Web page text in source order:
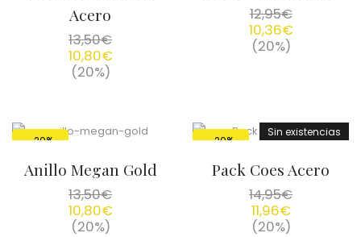
Acero
13,50€
10,80€
(20%)
12,95€
10,36€
(20%)
-20%
Anillo Megan Gold
13,50€
10,80€
(20%)
Sin existencias
-20%
Pack Coes Acero
14,95€
11,96€
(20%)